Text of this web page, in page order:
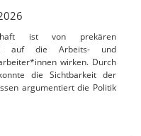
ist von prekären
auf die Arbeits- und
wirken. Durch
die Sichtbarkeit der
argumentiert die Politik